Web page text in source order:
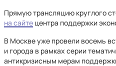
Прямую трансляцию круглого
на сайте центра поддержки
В Москве уже провели восемь
и города в рамках серии
антикризисным мерам